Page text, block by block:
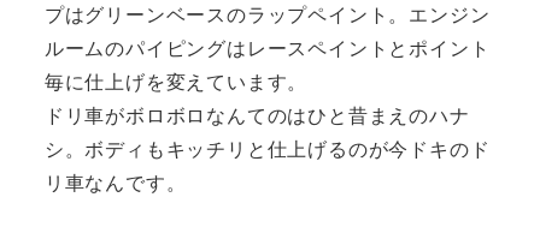
プはグリーンベースのラップペイント。エンジン
ルームのパイピングはレースペイントとポイント
毎に仕上げを変えています。
ドリ車がボロボロなんてのはひと昔まえのハナ
シ。ボディもキッチリと仕上げるのが今ドキのド
リ車なんです。